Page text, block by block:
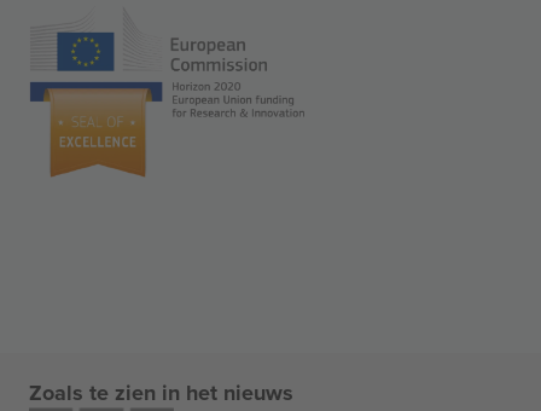
Zoals te zien in het nieuws